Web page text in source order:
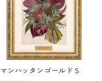
マンハッタンゴールドＳ